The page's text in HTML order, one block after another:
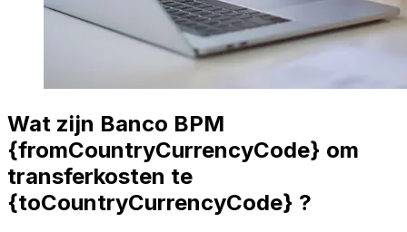
Wat zijn Banco BPM
{fromCountryCurrencyCode} om
transferkosten te
{toCountryCurrencyCode} ?